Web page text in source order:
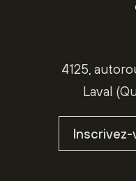
4125,
Laval